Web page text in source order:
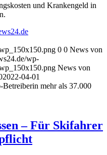
und Krankengeld in
0 0 News von
wp-
News von
2022-04-01
mehr als 37.000
– Für Skifahrer